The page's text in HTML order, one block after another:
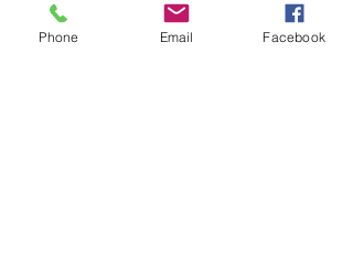
Phone Email Facebook